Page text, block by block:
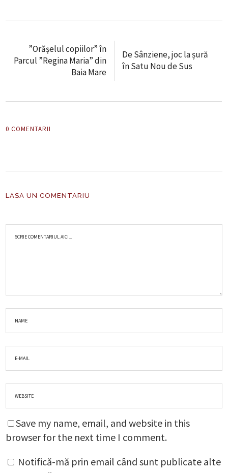
”Orășelul copiilor” în
Parcul ”Regina Maria” din
Baia Mare
De Sânziene, joc la șură
în Satu Nou de Sus
0 COMENTARII
LASA UN COMENTARIU
Save my name, email, and website in this
browser for the next time I comment.
Notifică-mă prin email când sunt publicate alte